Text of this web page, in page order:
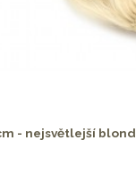
- nejsvětlejší blond